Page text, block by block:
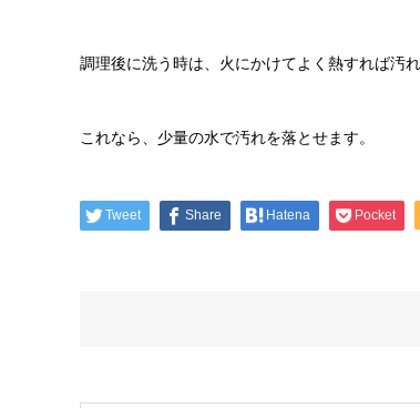
調理後に洗う時は、火にかけてよく熱すれば汚
これなら、少量の水で汚れを落とせます。
Tweet Share Hatena Pocket